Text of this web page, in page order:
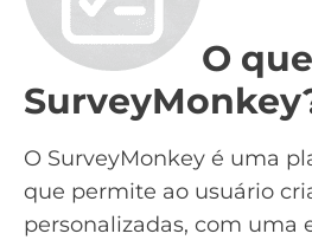
O
O SurveyMonkey é uma
que permite ao usuário
personalizadas, com uma